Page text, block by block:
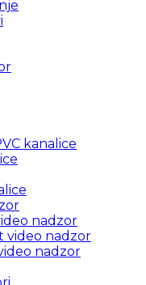
kanalice
nadzor
video nadzor
nadzor